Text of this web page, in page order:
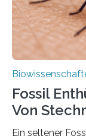
nächsten…
Fossil
Von
Ein seltener